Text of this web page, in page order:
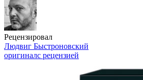
Рецензировал
Людвиг Быстроновский
оригиналс рецензией